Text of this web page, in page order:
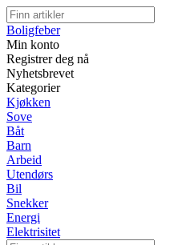
Boligfeber
Min konto
Registrer deg nå
Nyhetsbrevet
Kategorier
Kjøkken
Sove
Båt
Barn
Arbeid
Utendørs
Bil
Snekker
Energi
Elektrisitet